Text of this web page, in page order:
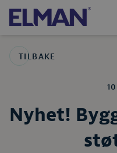
TILBAKE
Nyhet!